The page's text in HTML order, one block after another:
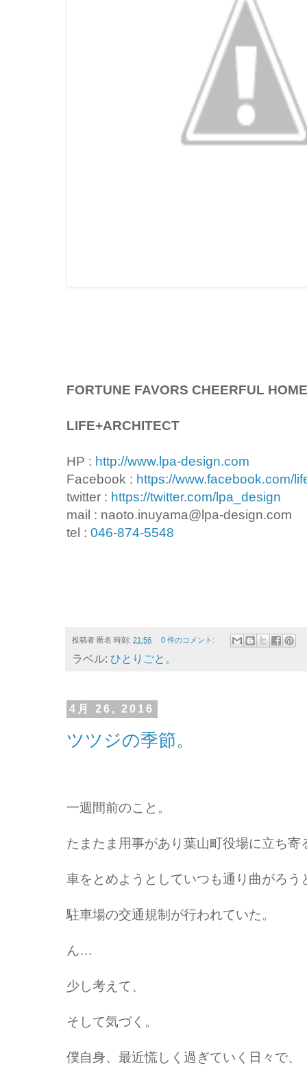
FORTUNE FAVORS CHEERFUL
LIFE+ARCHITECT
HP : http://www.lpa-design.com
Facebook : https://www.facebook.com/
twitter : https://twitter.com/lpa_design
mail : naoto.inuyama@lpa-design.com
tel : 046-874-5548
投稿者 匿名 時刻: 21:56 0 件のコメント:
ラベル: ひとりごと。
4月 26, 2016
ツツジの季節。
一週間前のこと。
たまたま用事があり葉山町役場に立ち寄
車をとめようとしていつも通り曲がろう
駐車場の交通規制が行われていた。
ん…
少し考えて、
そして気づく。
僕自身、最近慌しく過ぎていく日々で、